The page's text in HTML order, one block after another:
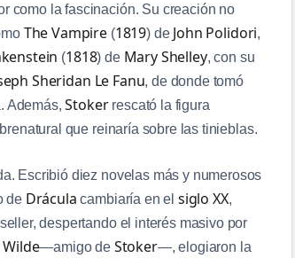
como la fascinación. Su creación no
The Vampire (1819) de John Polidori,
(1818) de Mary Shelley, con su
Sheridan Le Fanu, de donde tomó
Además,Stokerrescató la figura
que reinaría sobre las tinieblas.
Escribió diez novelas más y numerosos
de Drácula cambiaría en el siglo XX,
despertando el interés masivo por
—amigo de Stoker—, elogiaron la